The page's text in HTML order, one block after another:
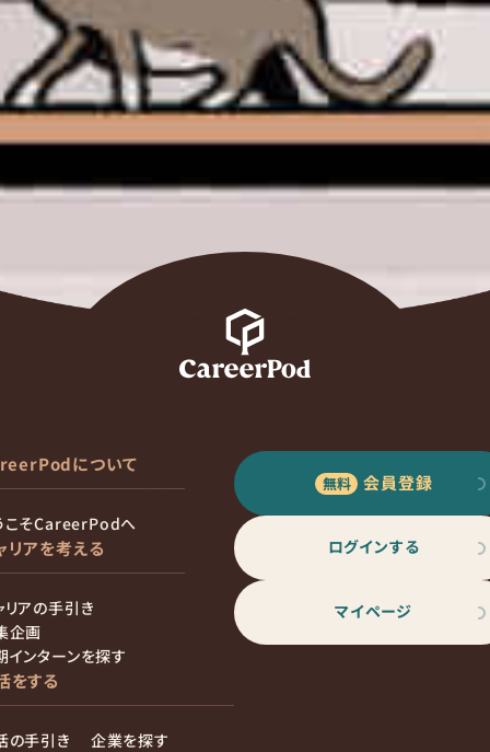
について
こそCareerPodへ
リアを考える
リアの手引き
企画
インターンを探す
をする
の手引き
企業を探す
会員登録
ログインする
マイページ